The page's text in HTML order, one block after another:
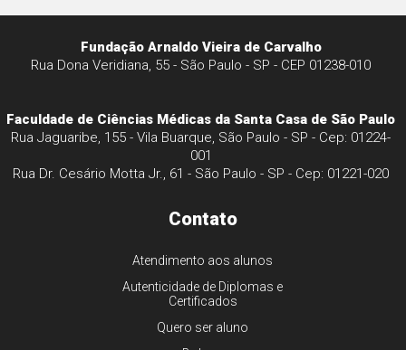
Fundação Arnaldo Vieira de Carvalho
Rua Dona Veridiana, 55 - São Paulo - SP - CEP 01238-010
Faculdade de Ciências Médicas da Santa Casa de São Paulo
Rua Jaguaribe, 155 - Vila Buarque, São Paulo - SP - Cep: 01224-
001
Rua Dr. Cesário Motta Jr., 61 - São Paulo - SP - Cep: 01221-020
Contato
Atendimento aos alunos
Autenticidade de Diplomas e
Certificados
Quero ser aluno